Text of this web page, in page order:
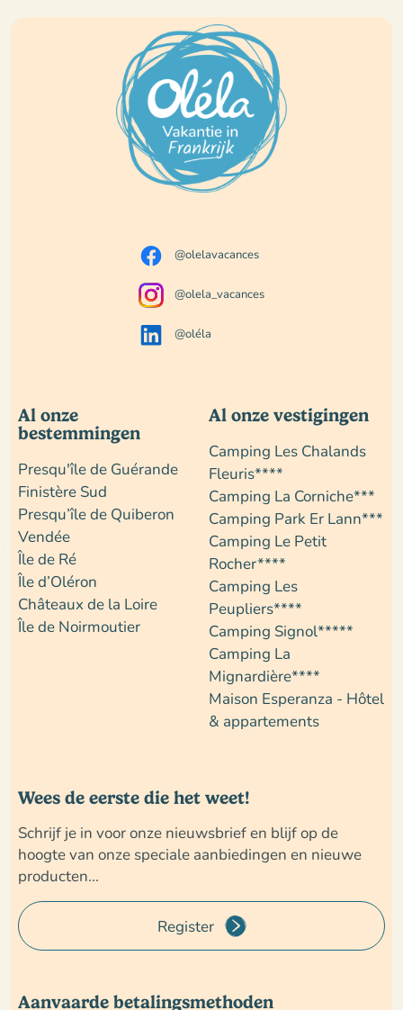
@olelavacances
@olela_vacances
@oléla
Al onze
bestemmingen
Presqu'île de Guérande
Finistère Sud
Presqu’île de Quiberon
Vendée
Île de Ré
Île d’Oléron
Châteaux de la Loire
Île de Noirmoutier
Al onze vestigingen
Camping Les Chalands
Fleuris****
Camping La Corniche***
Camping Park Er Lann***
Camping Le Petit
Rocher****
Camping Les
Peupliers****
Camping Signol*****
Camping La
Mignardière****
Maison Esperanza - Hôtel
& appartements
Wees de eerste die het weet!
Schrijf je in voor onze nieuwsbrief en blijf op de
hoogte van onze speciale aanbiedingen en nieuwe
producten...
Register
Aanvaarde betalingsmethoden